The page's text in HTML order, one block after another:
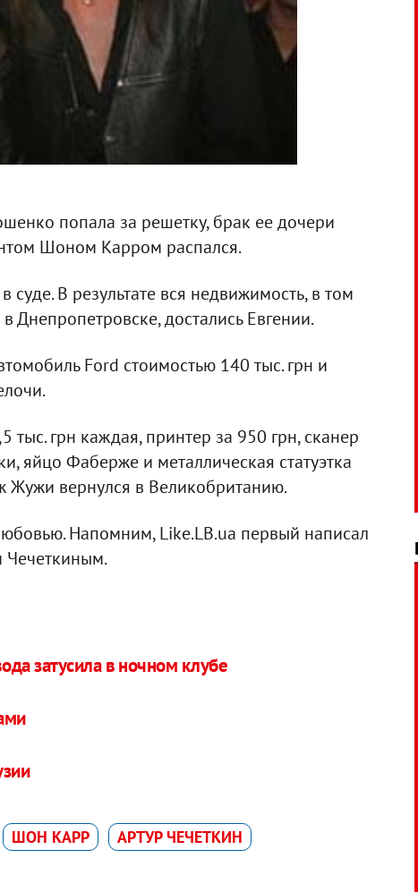
попала за решетку, брак ее дочери
Шоном Карром распался.
В результате вся недвижимость, в том
Днепропетровске, достались Евгении.
Ford стоимостью 140 тыс. грн и
тыс. грн каждая, принтер за 950 грн, сканер
яйцо Фаберже и металлическая статуэтка
вернулся в Великобританию.
Напомним, Like.LB.ua первый написал
Чечеткиным.
затусила в ночном клубе
ШОН КАРР АРТУР ЧЕЧЕТКИН